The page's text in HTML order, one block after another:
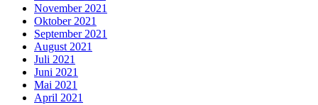
November 2021
Oktober 2021
September 2021
August 2021
Juli 2021
Juni 2021
Mai 2021
April 2021